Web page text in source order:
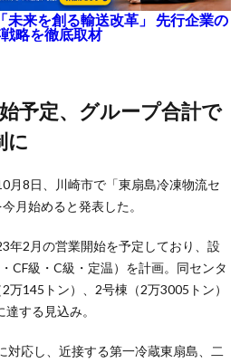
未来を創る輸送改革」 先行企業の
略を徹底取材
に
月8日、川崎市で「東扇島冷凍物流セ
月始めると発表した。
年2月の営業開始を予定しており、設
CF級・C級・定温）を計画。同センタ
万145トン）、2号棟（2万3005トン）
する見込み。
対応し、近接する第一冷蔵東扇島、二